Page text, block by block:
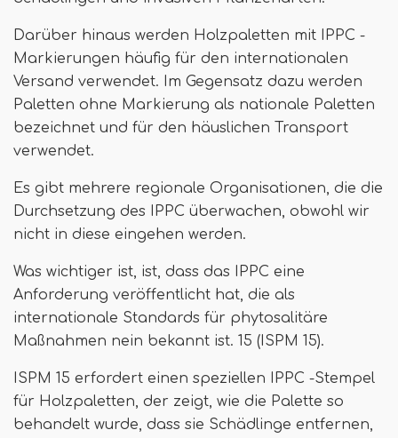
Darüber hinaus werden Holzpaletten mit IPPC -
Markierungen häufig für den internationalen
Versand verwendet. Im Gegensatz dazu werden
Paletten ohne Markierung als nationale Paletten
bezeichnet und für den häuslichen Transport
verwendet.
Es gibt mehrere regionale Organisationen, die die
Durchsetzung des IPPC überwachen, obwohl wir
nicht in diese eingehen werden.
Was wichtiger ist, ist, dass das IPPC eine
Anforderung veröffentlicht hat, die als
internationale Standards für phytosalitäre
Maßnahmen nein bekannt ist. 15 (ISPM 15).
ISPM 15 erfordert einen speziellen IPPC -Stempel
für Holzpaletten, der zeigt, wie die Palette so
behandelt wurde, dass sie Schädlinge entfernen,